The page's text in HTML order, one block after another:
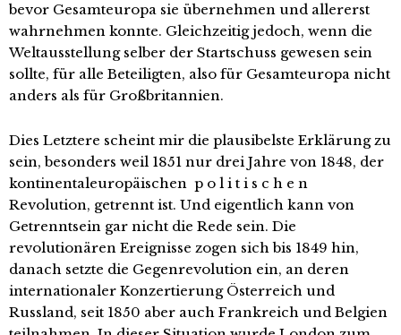
bevor Gesamteuropa sie übernehmen und allererst
wahrnehmen konnte. Gleichzeitig jedoch, wenn die
Weltausstellung selber der Startschuss gewesen sein
sollte, für alle Beteiligten, also für Gesamteuropa nicht
anders als für Großbritannien.
Dies Letztere scheint mir die plausibelste Erklärung zu
sein, besonders weil 1851 nur drei Jahre von 1848, der
kontinentaleuropäischen p o l i t i s c h e n
Revolution, getrennt ist. Und eigentlich kann von
Getrenntsein gar nicht die Rede sein. Die
revolutionären Ereignisse zogen sich bis 1849 hin,
danach setzte die Gegenrevolution ein, an deren
internationaler Konzertierung Österreich und
Russland, seit 1850 aber auch Frankreich und Belgien